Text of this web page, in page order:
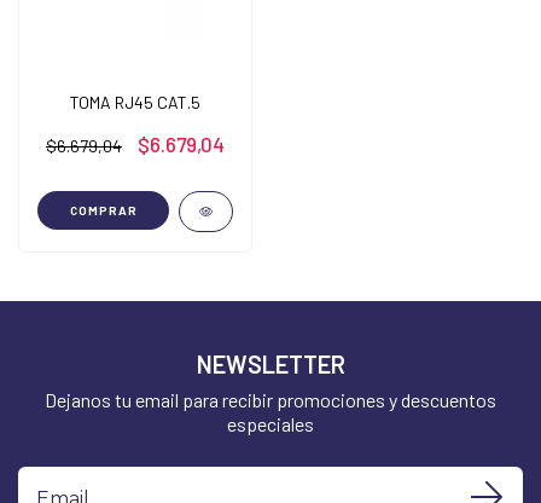
TOMA RJ45 CAT.5
$6.679,04 $6.679,04
COMPRAR
NEWSLETTER
Dejanos tu email para recibir promociones y descuentos
especiales